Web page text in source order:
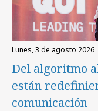
lunes, 3 de agosto 2026
Del algoritmo
están
comunicación